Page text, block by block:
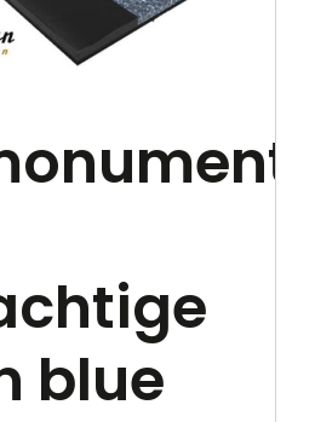
blue